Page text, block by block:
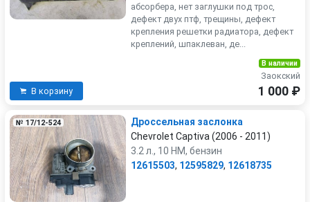
абсорбера, нет заглушки под трос,
дефект двух птф, трещины, дефект
крепления решетки радиатора, дефект
креплений, шпаклеван, де...
В корзину
В наличии
Заокский
1 000 ₽
№ 17/12-524
Дроссельная заслонка
Chevrolet Captiva (2006 - 2011)
3.2 л., 10 HM, бензин
12615503, 12595829, 12618735